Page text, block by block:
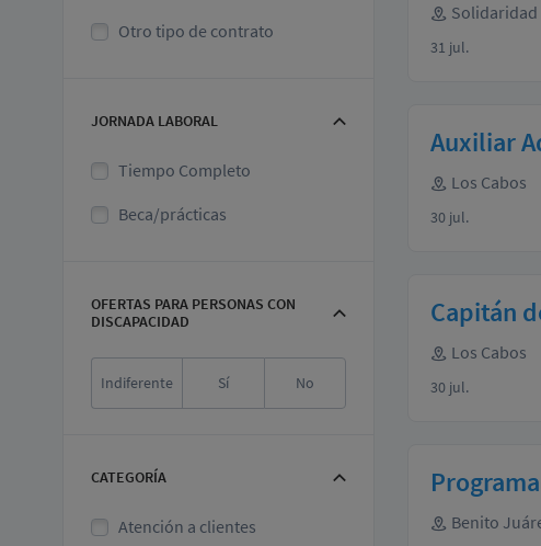
Otro tipo de contrato
JORNADA LABORAL
Tiempo Completo
Beca/prácticas
OFERTAS PARA PERSONAS CON
DISCAPACIDAD
Indiferente Sí No
CATEGORÍA
Atención a clientes
Solidaridad
31 jul.
Auxiliar
Los Cabos
30 jul.
Capitán
Los Cabos
30 jul.
Benito